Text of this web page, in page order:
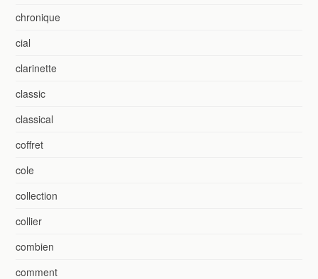
chronique
cial
clarinette
classic
classical
coffret
cole
collection
collier
combien
comment